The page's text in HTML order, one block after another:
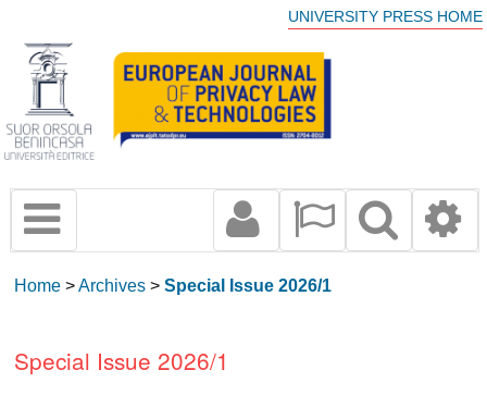
UNIVERSITY PRESS HOME
Home >Archives >Special Issue 2026/1
Special Issue 2026/1